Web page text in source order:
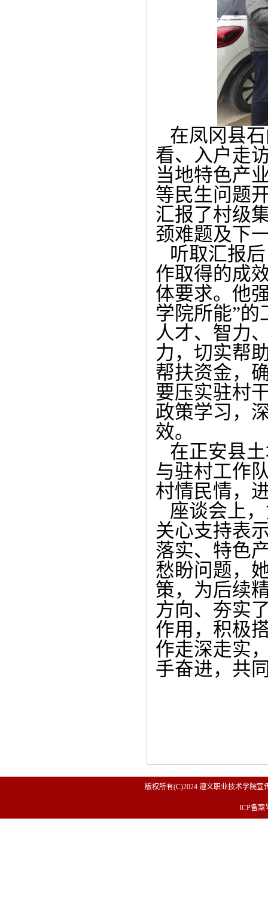
在凤冈县
看、入户走
当地特色产
等民生问题
汇报了村级
颈难题及下
听取汇报
作取得的成
体要求。他
学院所能”的
人才、智力
力，切实帮
帮扶资金，
要压实驻村
政策学习，
效。
在正安县
与驻村工作
村情民情，
座谈会上
关心支持表
落实、特色
愁盼问题，
策，为后续
方向、夯实
作用，积极
作走深走实
手奋进，共
版权所有(C)2024 遵义职业技术学院宣
ICP备案